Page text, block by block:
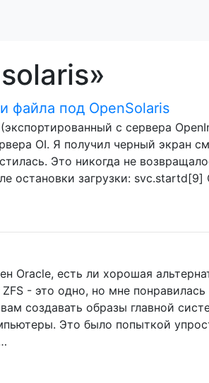
файла под OpenSolaris
с сервера
OI. Я получил черный экран
Это никогда не
остановки загрузки: svc.startd[9]
Oracle, есть ли хорошая
- это одно, но мне понравилась
создавать образы главной
Это было попыткой